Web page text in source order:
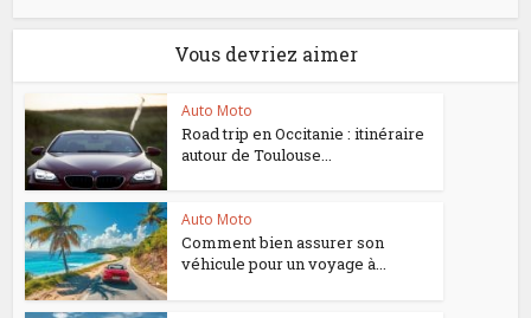
Vous devriez aimer
Auto Moto
Road trip en Occitanie : itinéraire
autour de Toulouse...
Auto Moto
Comment bien assurer son
véhicule pour un voyage à...